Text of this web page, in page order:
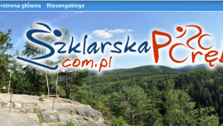
+strona główna Riesengebirge